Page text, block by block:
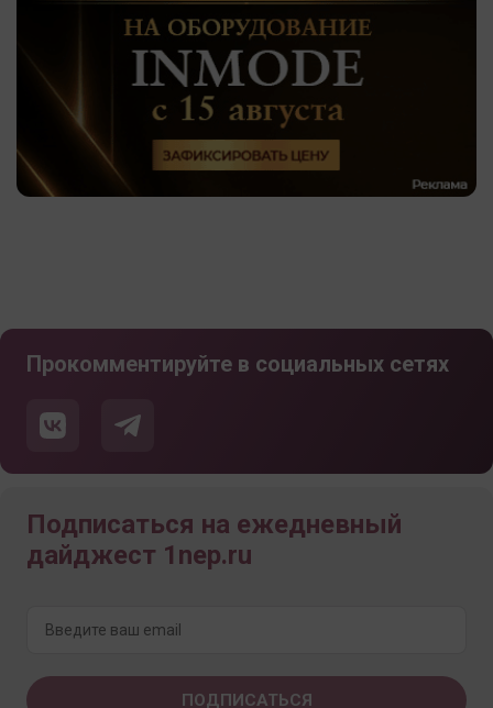
Прокомментируйте в социальных сетях
Подписаться на ежедневный
дайджест 1nep.ru